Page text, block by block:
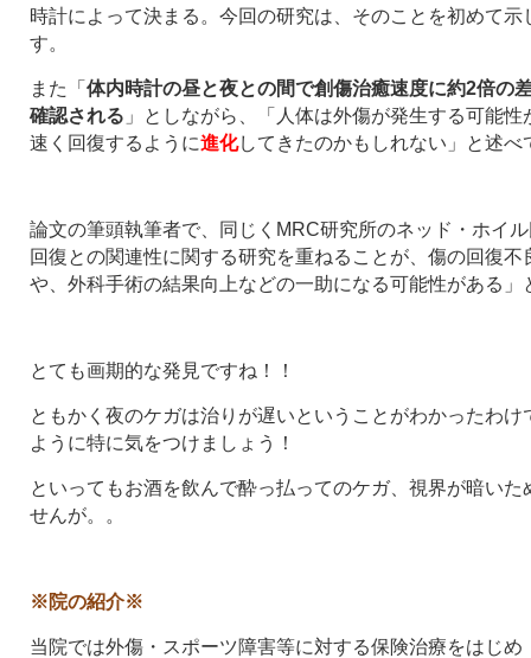
時計によって決まる。今回の研究は、そのことを初めて示
す。
また「 体内時計の昼と夜との間で創傷治癒速度に約2倍の
確認される 」としながら、「人体は外傷が発生する可能
速く回復するように進化してきたのかもしれない」と述べ
論文の筆頭執筆者で、同じくMRC研究所のネッド・ホイ
回復との関連性に関する研究を重ねることが、傷の回復不
や、外科手術の結果向上などの一助になる可能性がある」
とても画期的な発見ですね！！
ともかく夜のケガは治りが遅いということがわかったわけ
ように特に気をつけましょう！
といってもお酒を飲んで酔っ払ってのケガ、視界が暗いた
せんが。。
※院の紹介※
当院では外傷・スポーツ障害等に対する保険治療をはじめ